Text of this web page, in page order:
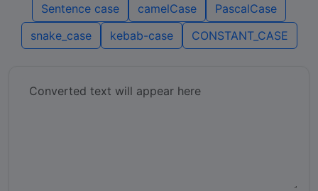
Sentence case
camelCase
PascalCase
snake_case
kebab-case CONSTANT_CASE